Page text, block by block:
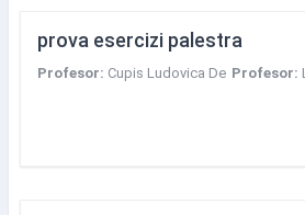
prova esercizi palestra
Profesor: Cupis Ludovica De Profesor: